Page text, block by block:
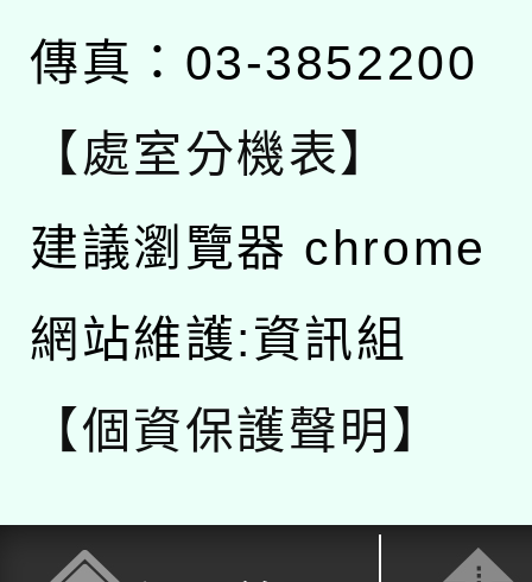
傳真：03-3852200
【處室分機表】
建議瀏覽器 chrome
網站維護:資訊組
【個資保護聲明】